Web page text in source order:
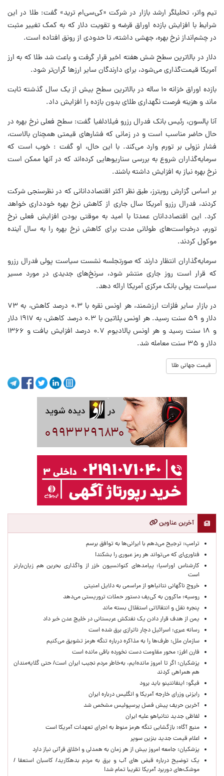
تیم واتر، تحلیلگر ارشد بازار در شرکت «کی‌سی‌ام ترید» گفت: طلا در این
شرایط با افزایش بازده اوراق قرضه و تقویت دلار که به کمک تغییر مثبت
در چشم‌انداز نرخ بهره، جهشی داشته، تا حدودی از رونق افتاده است.
دلار در بالاترین سطح شش هفته اخیر قرار گرفت و باعث شد طلا که به ارز
آمریکا قیمت‌گذاری می‌شود، برای دارندگان سایر ارزها گران‌تر شود.
بازده اوراق خزانه ۱۰ ساله در بالاترین سطح بیش از یک سال گذشته ثابت
ماند و هزینه فرصت نگهداری طلای بدون بازده را افزایش داد.
آنا پالسون، رئیس بانک فدرال رزرو فیلادلفیا گفت: سطح فعلی نرخ بهره در
حال حاضر مناسب است و در زمانی که فشارهای قیمتی همچنان بالاست،
فشار نزولی بر تورم وارد می‌کند. با این حال، او گفت : خوب است که
سرمایه‌گذاران شروع به بررسی سناریوهایی کرده‌اند که در آنها ممکن است
نرخ‌ بهره نیاز به افزایش داشته باشند.
بر اساس گزارش رویترز، طبق نظر اکثر اقتصاددانانی که در نظرسنجی شرکت
کردند، فدرال رزرو آمریکا سال جاری از کاهش نرخ‌ بهره خودداری خواهد
کرد. این اقتصاددانان عمدتا با امید به موقتی بودن افزایش فعلی نرخ
تورم، درخواست‌های طولانی مدت برای کاهش نرخ‌ بهره را به سال آینده
موکول کردند.
سرمایه‌گذاران انتظار دارند که صورتجلسه نشست سیاست پولی فدرال رزرو
که قرار است روز جاری منتشر شود، سرنخ‌های جدیدی در مورد مسیر
سیاست پولی بانک مرکزی آمریکا ارائه دهد.
در بازار سایر فلزات ارزشمند، هر اونس نقره با ۰.۳ درصد کاهش، به ۷۳
دلار و ۵۹ سنت رسید. هر اونس پلاتین با ۰.۳ درصد کاهش، به ۱۹۱۷ دلار
و ۱۸ سنت رسید و هر اونس پالادیوم ۰.۷ درصد افزایش یافت و ۱۳۶۶
دلار و ۳۵ سنت معامله شد.
قیمت جهانی طلا
آخرین عناوین
ترامپ: ترجیح می‌دهم با ایرانی‌‌ها به توافق برسم
فناوری‌ای که می‌تواند هر رمز عبوری را بشکند!
کارشناس اوراسیا: پیامدهای کنوانسیون خزر از واگذاری بحرین هم زیان‌بارتر
است
خروج ناگهانی نتانیاهو از مراسمی به دلایل امنیتی
روسیه: ماکرون به کی‌یف دستور حملات تروریستی می‌دهد
پنجره‌ نقل و انتقالاتی استقلال بسته ماند
یمن از هدف قرار دادن یک نفتکش عربستانی در خلیج عدن خبر داد
رسانه عبری: اسرائیل دچار ناترازی برق شده است
سازمان ملل: طرف‌ها را به مذاکره درباره تنگه هرمز تشویق می‌کنیم
فارن افرز: محور مقاومت دست نخورده باقی مانده است
پزشکیان: اگر تا امروز مانده‌ایم، به‌خاطر مردم نجیب ایران است/ حتی گلایه‌مندان
هم همراهی کردند
فیگو: اینفانتینو باید برود
رایزنی وزرای خارجه آمریکا و انگلیس درباره ایران
آخرین حریف پیش فصل پرسپولیس مشخص شد
لفاظی جدید نتانیاهو علیه ایران
منبع آگاه: بازگشایی تنگه هرمز منوط به اجرای تعهدات آمریکا است
اعلام قیمت جدید بنزین سوپر
پزشکیان: جامعه امروز بیش از هر زمان به همدلی و اخلاق قرآنی نیاز دارد
یک توضیح درباره قبض های آب و برق به مردم بدهکارید/ کاسبان استعفا /
موشک‌های دوربرد آمریکا تقریبا تمام شد!